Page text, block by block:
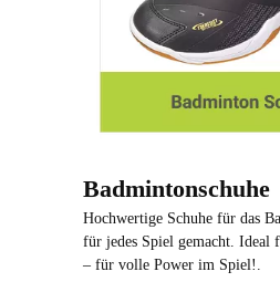
Badmintonschuhe
Hochwertige Schuhe für das
für jedes Spiel gemacht. Ideal
– für volle Power im Spiel!.